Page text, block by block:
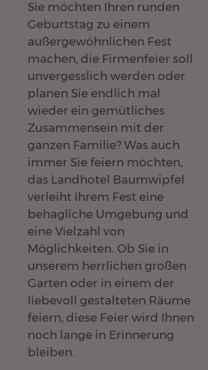
Sie möchten Ihren runden
Geburtstag zu einem
außergewöhnlichen Fest
machen, die Firmenfeier soll
unvergesslich werden oder
planen Sie endlich mal
wieder ein gemütliches
Zusammensein mit der
ganzen Familie? Was auch
immer Sie feiern möchten,
das Landhotel Baumwipfel
verleiht Ihrem Fest eine
behagliche Umgebung und
eine Vielzahl von
Möglichkeiten. Ob Sie in
unserem herrlichen großen
Garten oder in einem der
liebevoll gestalteten Räume
feiern, diese Feier wird Ihnen
noch lange in Erinnerung
bleiben.